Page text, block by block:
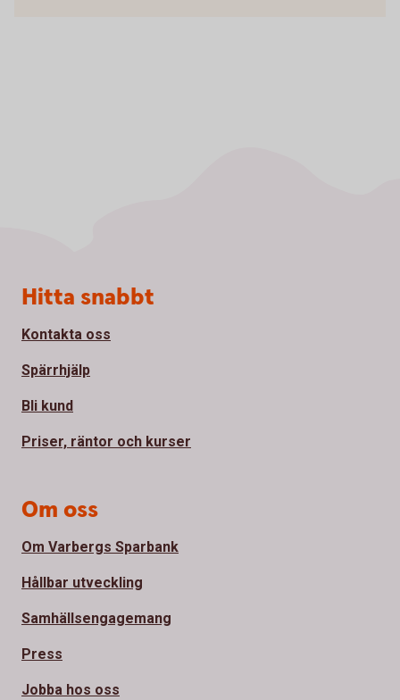
Sidfot
Hitta snabbt
Kontakta oss
Spärrhjälp
Bli kund
Priser, räntor och kurser
Om oss
Om Varbergs Sparbank
Hållbar utveckling
Samhällsengagemang
Press
Jobba hos oss